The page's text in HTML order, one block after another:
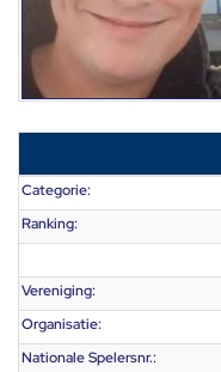
Categorie:
Ranking:
Vereniging:
Organisatie:
Nationale Spelersnr.: